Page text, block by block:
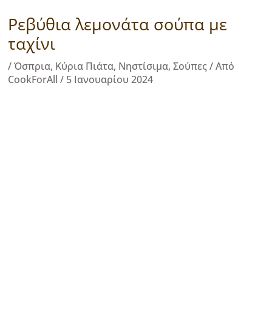
Ρεβύθια λεμονάτα σούπα με
ταχίνι
/Όσπρια, Κύρια Πιάτα, Νηστίσιμα, Σούπες/ Από
CookForAll / 5 Ιανουαρίου 2024